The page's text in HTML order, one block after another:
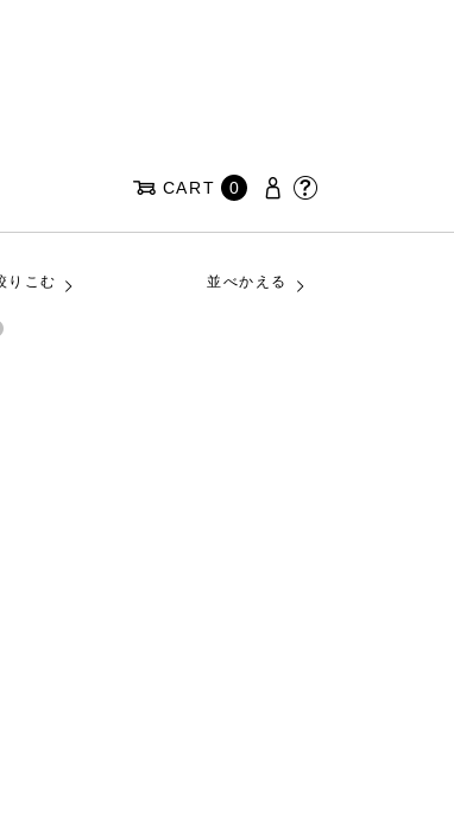
CART 0
りこむ 並べかえる